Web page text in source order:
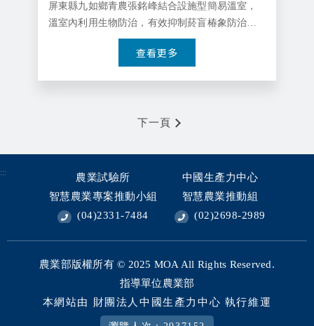
屏東縣九如鄉青農張銘峰結合設施型簡易溫室，
溫室內利用生物防治，有效抑制菸盲椿象防治銀
葉粉蝨等害蟲，讓溫室瓜果不受病蟲害及天氣影
響，穩定美濃瓜的產量與品質，並深受消費者喜
查看更多
下一頁
:::
農業試驗所
智慧農業專案推動小組
(04)2331-7484
中國生產力中心
智慧農業推動組
(02)2698-2989
農業部版權所有 © 2025 MOA All Rights Reserved.
指導單位農業部
本網站由 財團法人中國生產力中心 執行維運